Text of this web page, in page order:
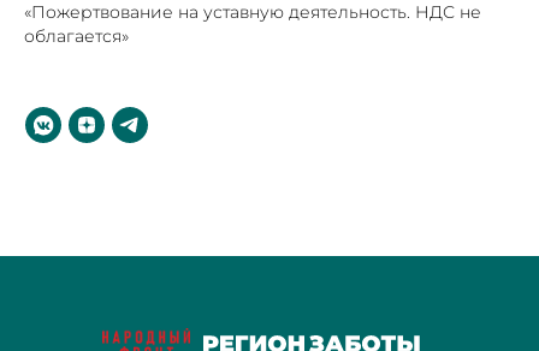
«Пожертвование на уставную деятельность. НДС не
облагается»